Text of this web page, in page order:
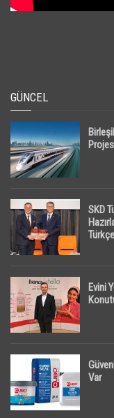
GÜNCEL
SKD
Evini
Var